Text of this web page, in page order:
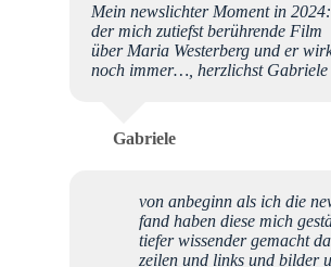
Mein newslichter Moment in 2024:
der mich zutiefst berührende Film
über Maria Westerberg und er
noch immer…, herzlichst Gabriele
Gabriele
von anbeginn als ich die
fand haben diese mich
tiefer wissender gemacht
zeilen und links und bilder